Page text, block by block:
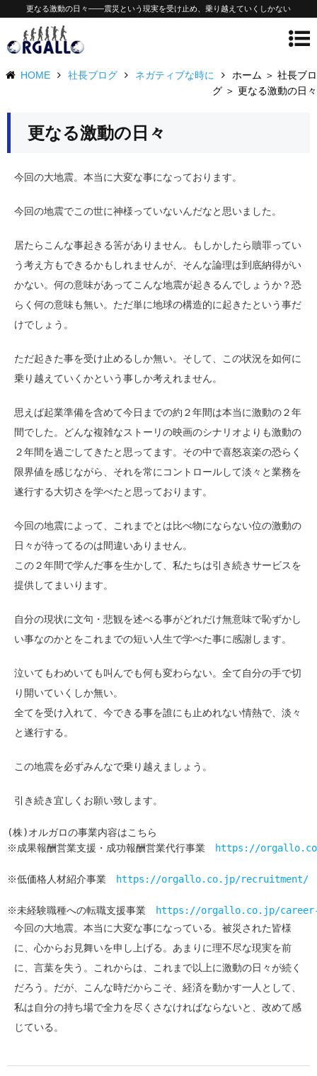
更なる激動の日々——震災という現実を受け止め、乗り越えていくしかない
HOME 社長ブログ ネガティブな時に
ホーム ＞ 社長ブロ
グ ＞ 更なる激動の日々
更なる激動の日々
今回の大地震。本当に大変な事になっております。
今回の地震でこの世に神様っていないんだなと思いました。
居たらこんな事起きる筈がありません。もしかしたら贖罪ってい
う考え方もできるかもしれませんが、そんな論理は到底納得がい
かない。何の意味があってこんな地震が起きるんでしょうか？恐
らく何の意味も無い。ただ単に地球の構造的に起きたという事だ
けでしょう。
ただ起きた事を受け止めるしか無い。そして、この状況を如何に
乗り越えていくかという事しか考えれません。
思えば起業準備を含めて今日までの約２年間は本当に激動の２年
間でした。どんな複雑なストーリの映画のシナリオよりも激動の
２年間を過ごしてきたと思ってます。その中で喜怒哀楽の恐らく
限界値を感じながら、それを常にコントロールして淡々と業務を
遂行する大切さを学べたと思っております。
今回の地震によって、これまでとは比べ物にならない位の激動の
日々が待ってるのは間違いありません。
この２年間で学んだ事を生かして、私たちは引き続きサービスを
提供してまいります。
自分の現状に文句・悲観を述べる事がどれだけ無意味で恥ずかし
い事なのかとをこれまでの短い人生で学べた事に感謝します。
泣いてもわめいても叫んでも何も変わらない。全て自分の手で切
り開いていくしか無い。
全てを受け入れて、今できる事を誰にも止めれない情熱で、淡々
と遂行する。
この地震を必ずみんなで乗り越えましょう。
引き続き宜しくお願い致します。
(株)オルガロの事業内容はこちら
※成果報酬営業支援・成功報酬営業代行事業
https://
※低価格人材紹介事業 https://orgallo.co.jp/recruitment/
※未経験職種への転職支援事業
https://orgallo.co.jp/
今回の大地震。本当に大変な事になっている。被災された皆様
に、心からお見舞いを申し上げる。あまりに理不尽な現実を前
に、言葉を失う。これからは、これまで以上に激動の日々が続く
だろう。だが、こんな時だからこそ、経済を動かす一人として、
私は自分の持ち場で全力を尽くさなければならないと、改めて感
じている。